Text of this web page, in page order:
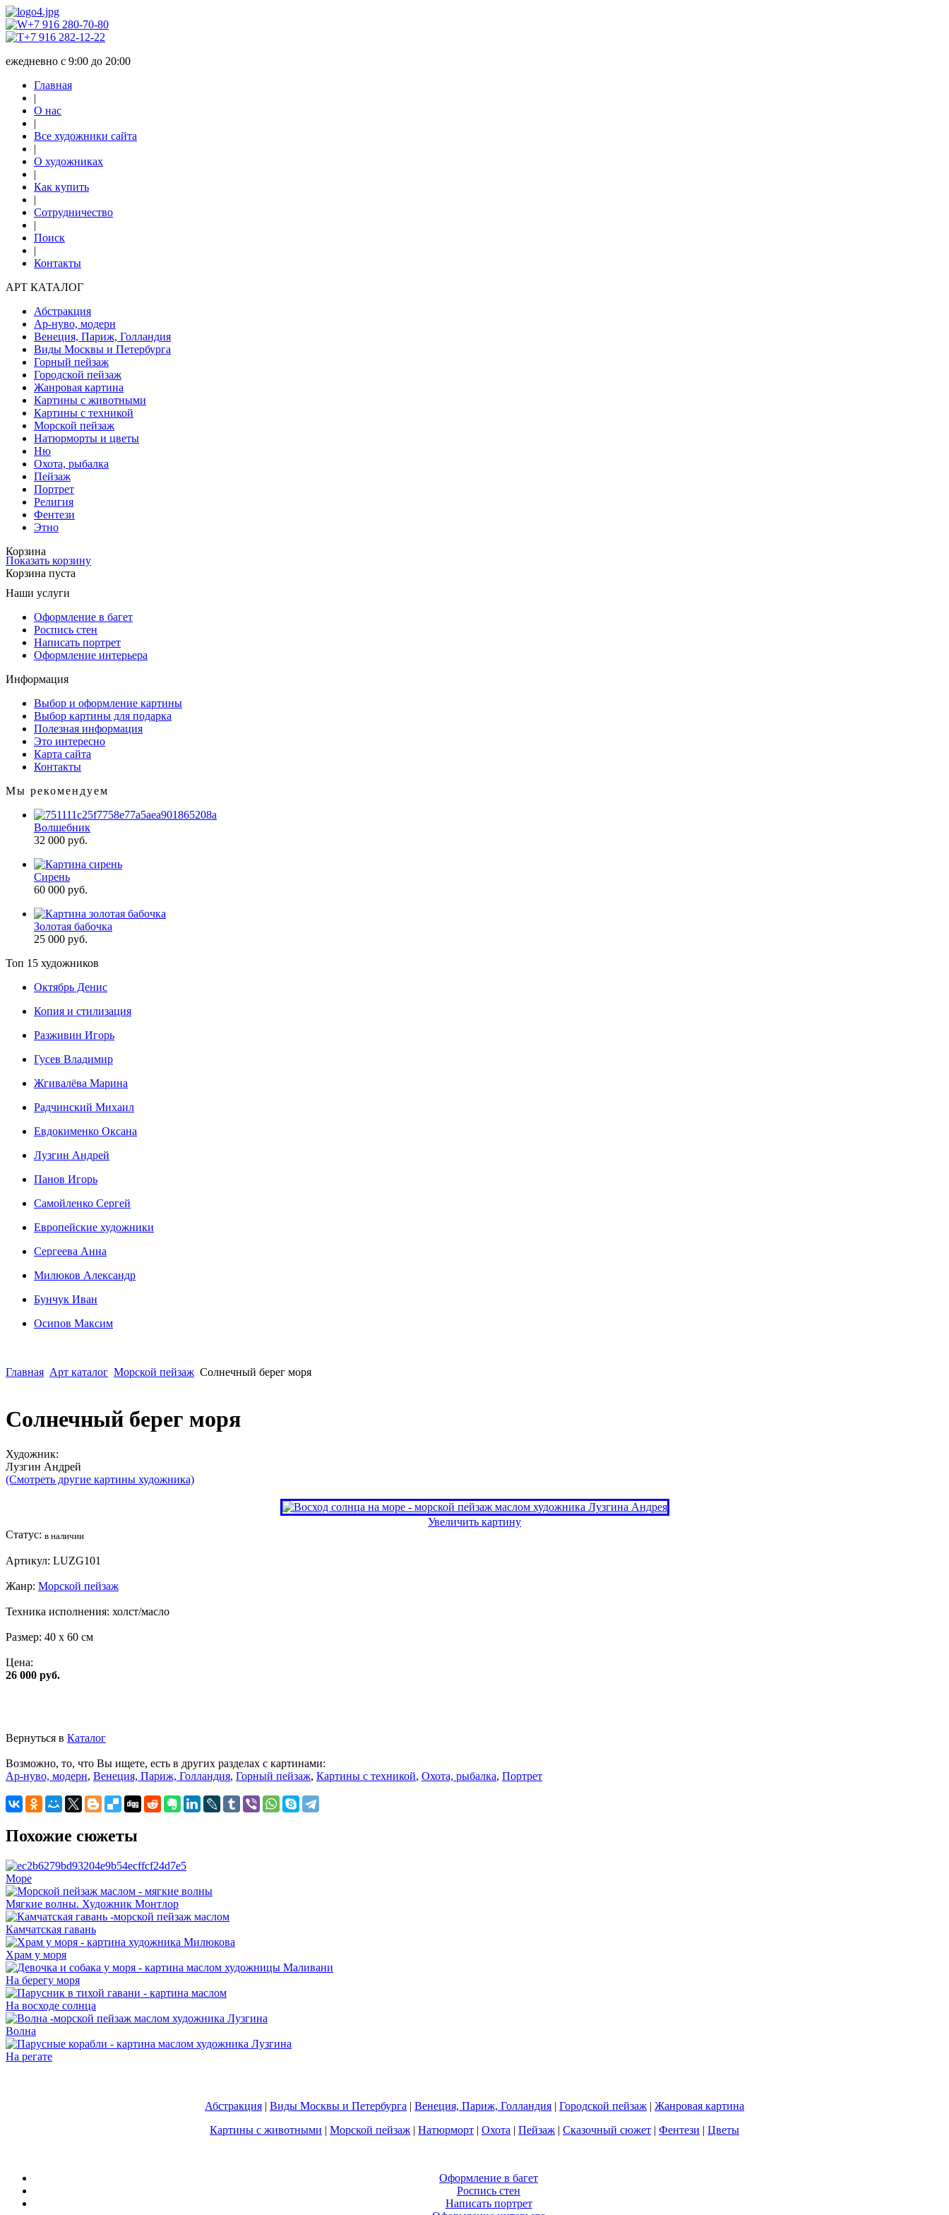
+7 916 280-70-80
+7 916 282-12-22
ежедневно с 9:00 до 20:00
Главная
|
О нас
|
Все художники сайта
|
О художниках
|
Как купить
|
Сотрудничество
|
Поиск
|
Контакты
АРТ КАТАЛОГ
Абстракция
Ар-нуво, модерн
Венеция, Париж, Голландия
Виды Москвы и Петербурга
Горный пейзаж
Городской пейзаж
Жанровая картина
Картины с животными
Картины с техникой
Морской пейзаж
Натюрморты и цветы
Ню
Охота, рыбалка
Пейзаж
Портрет
Религия
Фентези
Этно
Корзина
Показать корзину
Корзина пуста
Наши услуги
Оформление в багет
Роспись стен
Написать портрет
Оформление интерьера
Информация
Выбор и оформление картины
Выбор картины для подарка
Полезная информация
Это интересно
Карта сайта
Контакты
Мы рекомендуем
Волшебник
32 000 руб.
Сирень
60 000 руб.
Золотая бабочка
25 000 руб.
Топ 15 художников
Октябрь Денис
Копия и стилизация
Разживин Игорь
Гусев Владимир
Жгивалёва Марина
Радчинский Михаил
Евдокименко Оксана
Лузгин Андрей
Панов Игорь
Сaмoйленко Сергей
Европейские художники
Сергеева Анна
Милюков Александр
Бунчук Иван
Осипoв Максим
Главная Арт каталог Морской пейзаж Солнечный берег моря
Солнечный берег моря
Художник:
Лузгин Андрей
(Смотреть другие картины художника)
Увеличить картину
Статус: в наличии
Артикул: LUZG101
Жанр: Морской пейзаж
Техника исполнения: холст/масло
Размер: 40 x 60 см
Цена:
26 000 руб.
Вернуться в Каталог
Возможно, то, что Вы ищете, есть в других разделах с картинами:
Ар-нуво, модерн, Венеция, Париж, Голландия, Горный пейзаж, Картины с техникой, Охота, рыбалка, Портрет
Похожие сюжеты
Море
Мягкие волны. Художник Монтлор
Камчатская гавань
Храм у моря
На берегу моря
На восходе солнца
Волна
На регате
Абстракция | Виды Москвы и Петербурга | Венеция, Париж, Голландия | Городской пейзаж | Жанровая картина
Картины с животными | Морской пейзаж | Натюрморт | Охота | Пейзаж | Сказочный сюжет | Фентези | Цветы
Оформление в багет
Роспись стен
Написать портрет